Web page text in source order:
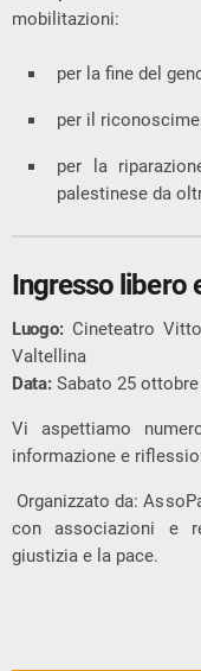
mobilitazioni:
per la fine del
per il
per la
palestinese da
Ingresso libero
Luogo:Cineteatro
Valtellina
Data:Sabato 25 ottobre
Vi aspettiamo
informazione e
Organizzato da:
con associazioni e
giustizia e la pace.